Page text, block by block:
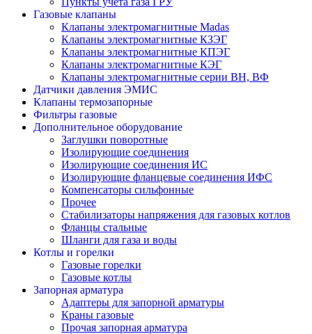
Газовые клапаны
Клапаны электромагнитные Madas
Клапаны электромагнитные КЗЭГ
Клапаны электромагнитные КПЭГ
Клапаны электромагнитные КЭГ
Клапаны электромагнитные серии ВН, ВФ
Датчики давления ЭМИС
Клапаны термозапорные
Фильтры газовые
Дополнительное оборудование
Заглушки поворотные
Изолирующие соединения
Изолирующие соединения ИС
Изолирующие фланцевые соединения ИФС
Компенсаторы сильфонные
Прочее
Стабилизаторы напряжения для газовых котлов
Фланцы стальные
Шланги для газа и воды
Котлы и горелки
Газовые горелки
Газовые котлы
Запорная арматура
Адаптеры для запорной арматуры
Краны газовые
Прочая запорная арматура